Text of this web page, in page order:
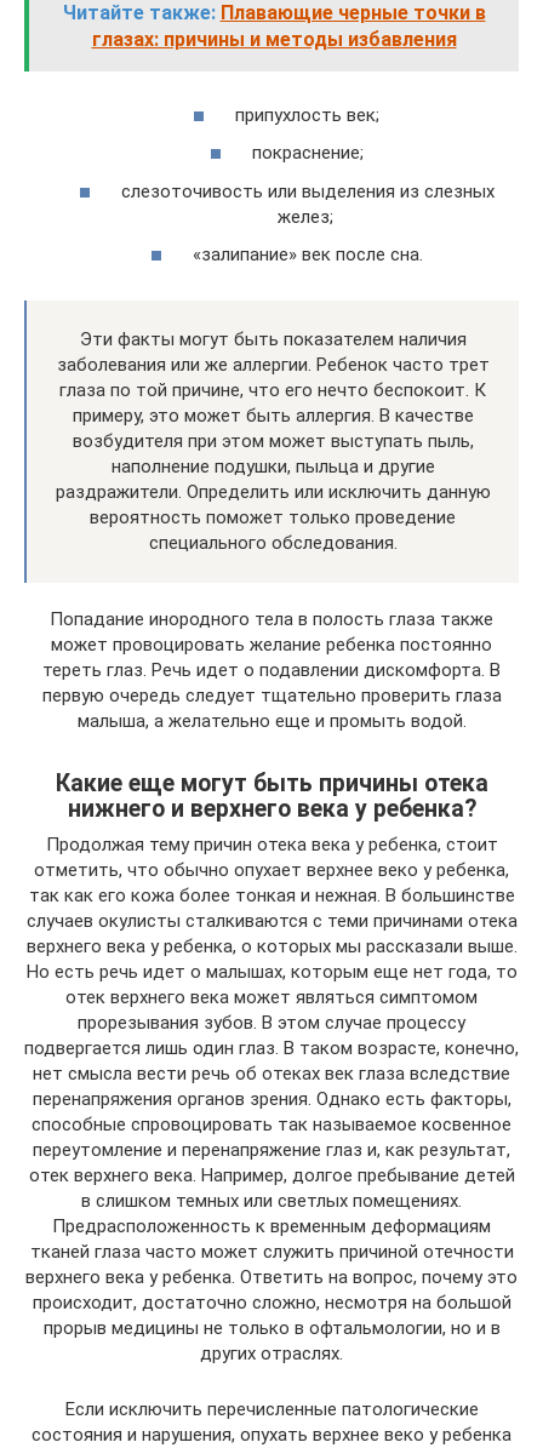
Читайте также: Плавающие черные точки в
глазах: причины и методы избавления
припухлость век;
покраснение;
слезоточивость или выделения из слезных
желез;
«залипание» век после сна.
Эти факты могут быть показателем наличия
заболевания или же аллергии. Ребенок часто трет
глаза по той причине, что его нечто беспокоит. К
примеру, это может быть аллергия. В качестве
возбудителя при этом может выступать пыль,
наполнение подушки, пыльца и другие
раздражители. Определить или исключить данную
вероятность поможет только проведение
специального обследования.
Попадание инородного тела в полость глаза также
может провоцировать желание ребенка постоянно
тереть глаз. Речь идет о подавлении дискомфорта. В
первую очередь следует тщательно проверить глаза
малыша, а желательно еще и промыть водой.
Какие еще могут быть причины отека
нижнего и верхнего века у ребенка?
Продолжая тему причин отека века у ребенка, стоит
отметить, что обычно опухает верхнее веко у ребенка,
так как его кожа более тонкая и нежная. В большинстве
случаев окулисты сталкиваются с теми причинами отека
верхнего века у ребенка, о которых мы рассказали выше.
Но есть речь идет о малышах, которым еще нет года, то
отек верхнего века может являться симптомом
прорезывания зубов. В этом случае процессу
подвергается лишь один глаз. В таком возрасте, конечно,
нет смысла вести речь об отеках век глаза вследствие
перенапряжения органов зрения. Однако есть факторы,
способные спровоцировать так называемое косвенное
переутомление и перенапряжение глаз и, как результат,
отек верхнего века. Например, долгое пребывание детей
в слишком темных или светлых помещениях.
Предрасположенность к временным деформациям
тканей глаза часто может служить причиной отечности
верхнего века у ребенка. Ответить на вопрос, почему это
происходит, достаточно сложно, несмотря на большой
прорыв медицины не только в офтальмологии, но и в
других отраслях.
Если исключить перечисленные патологические
состояния и нарушения, опухать верхнее веко у ребенка